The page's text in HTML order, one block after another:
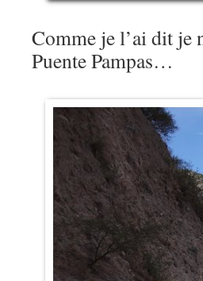
Comme je l’ai dit je
Puente Pampas…